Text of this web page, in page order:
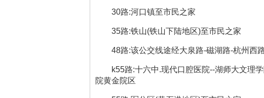
30路:河口镇至市民之家
35路:铁山(铁山下陆地区)至市民之家
48路:该公交线途经大泉路-磁湖路-杭州西
k55路:十六中.现代口腔医院--湖师大文理
院黄金院区